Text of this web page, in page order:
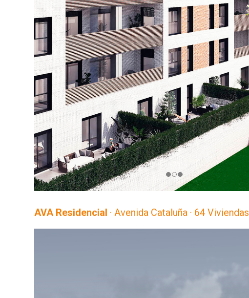
AVA Residencial · Avenida Cataluña · 64 Viviendas